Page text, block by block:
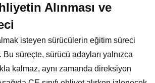
Alınması ve
isteyen sürücülerin eğitim süreci
süreçte, sürücü adayları yalnızca
kalmaz, aynı zamanda direksiyon